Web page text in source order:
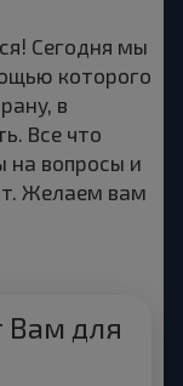
Сегодня мы
которого
в
Все что
на вопросы и
Желаем вам
Вам для